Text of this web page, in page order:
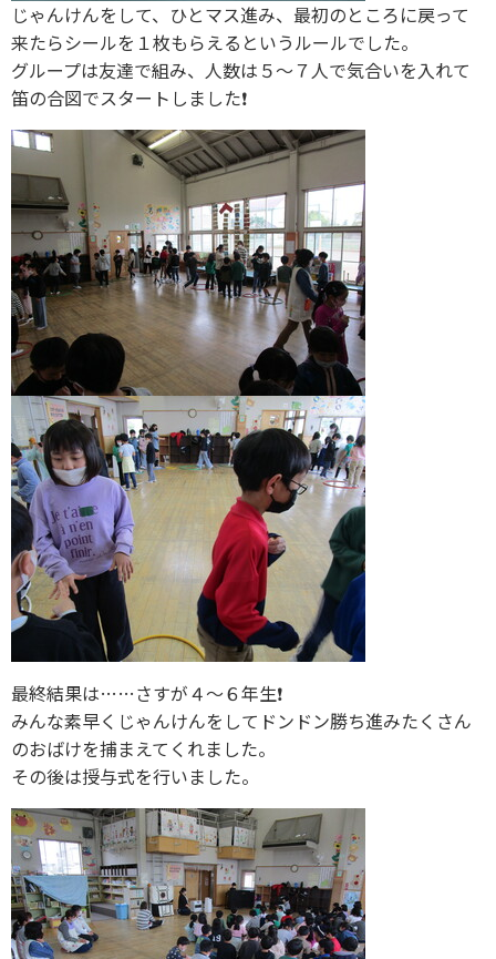
じゃんけんをして、ひとマス進み、最初のところに戻って
来たらシールを１枚もらえるというルールでした。
グループは友達で組み、人数は５〜７人で気合いを入れて
笛の合図でスタートしました❗
最終結果は……さすが４〜６年生❗
みんな素早くじゃんけんをしてドンドン勝ち進みたくさん
のおばけを捕まえてくれました。
その後は授与式を行いました。